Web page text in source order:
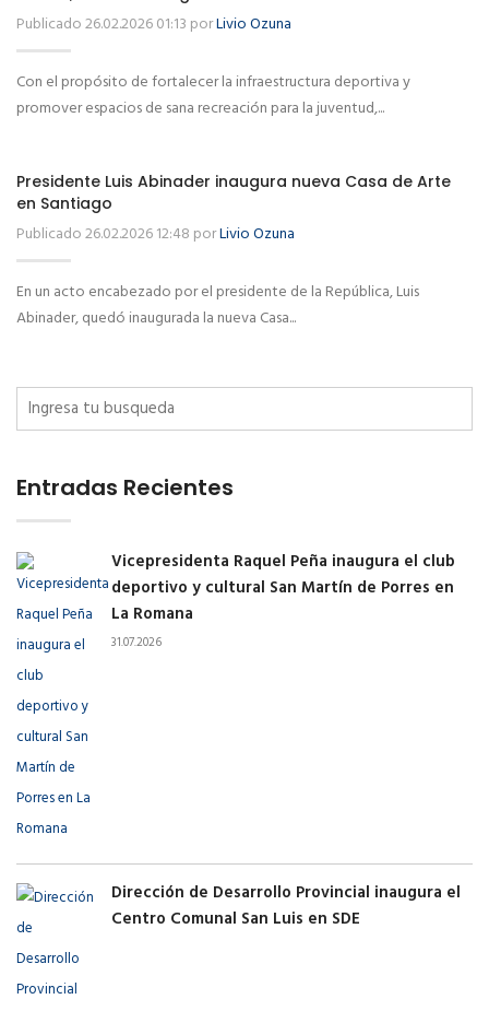
Publicado 26.02.2026 01:13 porLivio Ozuna
Con el propósito de fortalecer la infraestructura deportiva y
promover espacios de sana recreación para la juventud,...
Presidente Luis Abinader inaugura nueva Casa de Arte
en Santiago
Publicado 26.02.2026 12:48 porLivio Ozuna
En un acto encabezado por el presidente de la República, Luis
Abinader, quedó inaugurada la nueva Casa...
Entradas Recientes
Vicepresidenta Raquel Peña inaugura el club
deportivo y cultural San Martín de Porres en
La Romana
31.07.2026
Dirección de Desarrollo Provincial inaugura el
Centro Comunal San Luis en SDE